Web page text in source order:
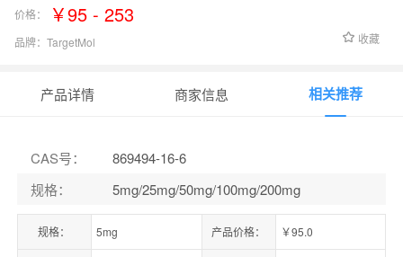
价格： ￥95 - 253
品牌： TargetMol 收藏
产品详情 商家信息 相关推荐
CAS号：
869494-16-6
规格： 5mg/25mg/50mg/100mg/200mg
规格： 5mg 产品价格： ￥95.0